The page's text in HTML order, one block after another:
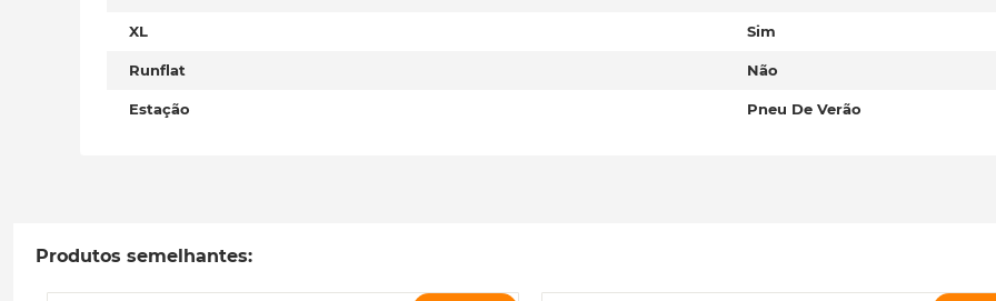
XL Sim
Runflat Não
Estação Pneu De Verão
Produtos semelhantes: